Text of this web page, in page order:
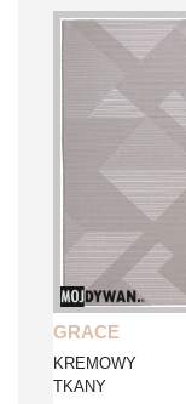
GRACE
KREMOWY
TKANY